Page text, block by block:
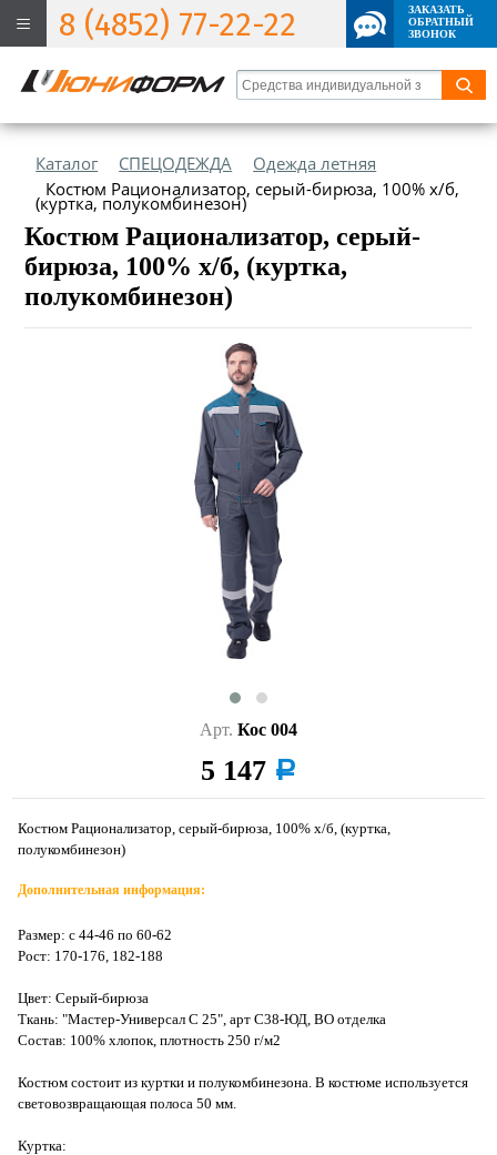
8 (4852) 77-22-22
ЗАКАЗАТЬ
ОБРАТНЫЙ
ЗВОНОК
Каталог СПЕЦОДЕЖДА
Одежда летняя
Костюм Рационализатор, серый-бирюза, 100% х/б,
(куртка, полукомбинезон)
Костюм Рационализатор, серый-
бирюза, 100% х/б, (куртка,
полукомбинезон)
Арт. Кос 004
5 147 a
Костюм Рационализатор, серый-бирюза, 100% х/б, (куртка,
полукомбинезон)
Дополнительная информация:
Размер: с 44-46 по 60-62
Рост: 170-176, 182-188
Цвет: Серый-бирюза
Ткань: "Мастер-Универсал С 25", арт С38-ЮД, ВО отделка
Состав: 100% хлопок, плотность 250 г/м2
Костюм состоит из куртки и полукомбинезона. В костюме используется
световозвращающая полоса 50 мм.
Куртка: